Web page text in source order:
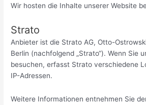
Wir hosten die Inhalte unserer Website
Strato
Anbieter ist die Strato AG, Otto-
Berlin (nachfolgend „Strato“). Wenn Sie
besuchen, erfasst Strato verschiedene
IP-Adressen.
Weitere Informationen entnehmen Sie